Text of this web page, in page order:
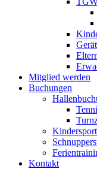
Mitglied werden
Buchungen
Kindersport
Kontakt